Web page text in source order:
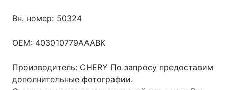
Вн. номер: 50324
OEM: 403010779AAABK
Производитель: CHERY По запросу предоставим
дополнительные фотографии.